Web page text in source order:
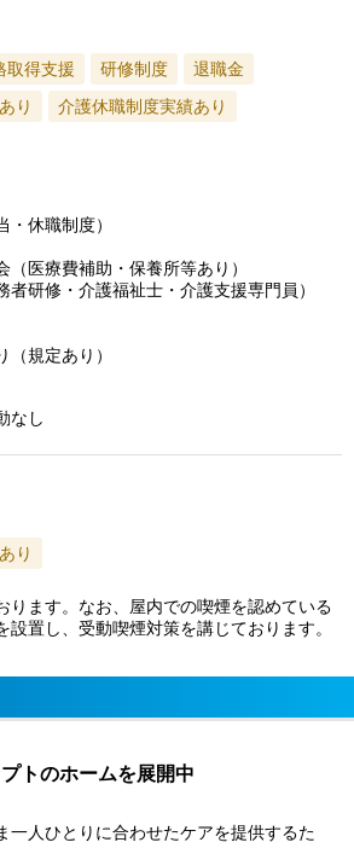
取得支援 研修制度
退職金
り
介護休職制度実績あり
休職制度）
医療費補助・保養所等あり）
者研修・介護福祉士・介護支援専門員）
規定あり）
なし
り
ります。なお、屋内での喫煙を認めている
設置し、受動喫煙対策を講じております。
トのホームを展開中
一人ひとりに合わせたケアを提供するた